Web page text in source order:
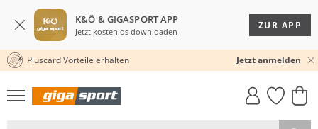
K&Ö & GIGASPORT APP
Jetzt kostenlos downloaden
ZUR APP
30 TAGE RÜCKGABERECHT
Pluscard Vorteile erhalten Jetzt anmelden
GIGASTYLE
FAHRRAD­
MUST-HAVE